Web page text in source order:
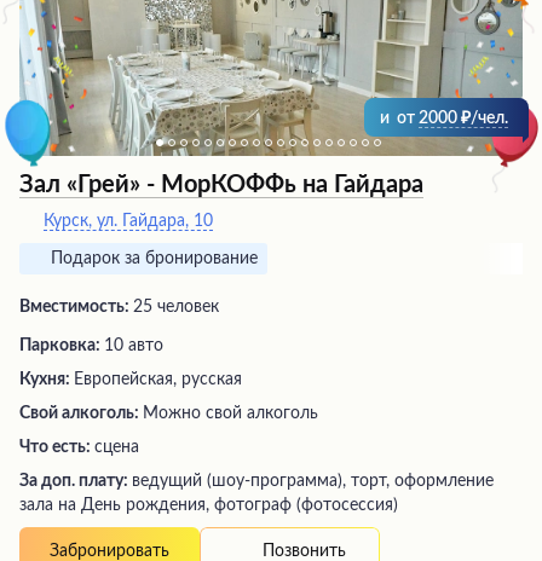
и от 2000 /чел.
Зал «Грей» - МорКОФФь на Гайдара
Курск, ул. Гайдара, 10
Подарок за бронирование
Вместимость: 25 человек
Парковка: 10 авто
Кухня: Европейская, русская
Свой алкоголь: Можно свой алкоголь
Что есть: сцена
За доп. плату: ведущий (шоу-программа), торт, оформление
зала на День рождения, фотограф (фотосессия)
Забронировать Позвонить